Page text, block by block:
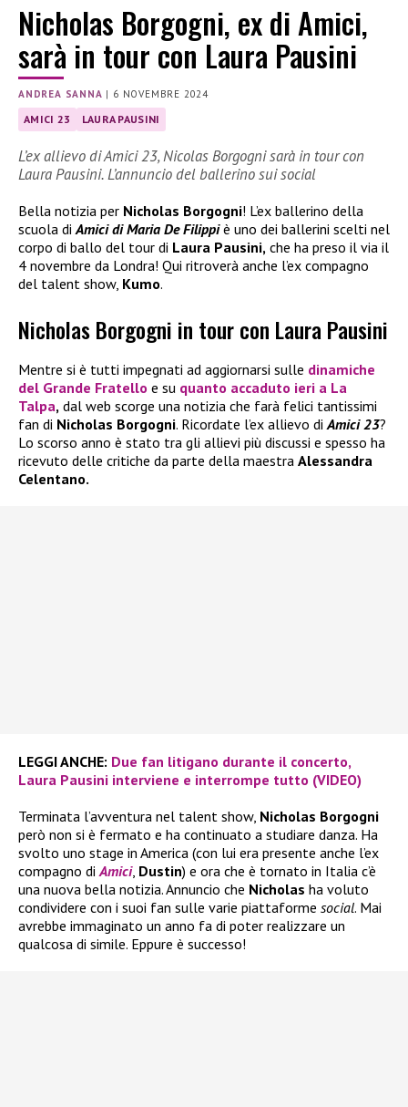
Nicholas Borgogni, ex di Amici,
sarà in tour con Laura Pausini
ANDREA SANNA | 6 NOVEMBRE 2024
AMICI 23 LAURA PAUSINI
L’ex allievo di Amici 23, Nicolas Borgogni sarà in tour con
Laura Pausini. L’annuncio del ballerino sui social
Bella notizia per Nicholas Borgogni! L’ex ballerino della
scuola di Amici di Maria De Filippiè uno dei ballerini scelti nel
corpo di ballo del tour di Laura Pausini, che ha preso il via il
4 novembre da Londra! Qui ritroverà anche l’ex compagno
del talent show, Kumo.
Nicholas Borgogni in tour con Laura Pausini
Mentre si è tutti impegnati ad aggiornarsi sulle dinamiche
del Grande Fratello e su quanto accaduto ieri a La
Talpa, dal web scorge una notizia che farà felici tantissimi
fan di Nicholas Borgogni. Ricordate l’ex allievo diAmici 23?
Lo scorso anno è stato tra gli allievi più discussi e spesso ha
ricevuto delle critiche da parte della maestra Alessandra
Celentano.
LEGGI ANCHE: Due fan litigano durante il concerto,
Laura Pausini interviene e interrompe tutto (VIDEO)
Terminata l’avventura nel talent show, Nicholas Borgogni
però non si è fermato e ha continuato a studiare danza. Ha
svolto uno stage in America (con lui era presente anche l’ex
compagno diAmici, Dustin) e ora che è tornato in Italia c’è
una nuova bella notizia. Annuncio che Nicholas ha voluto
condividere con i suoi fan sulle varie piattaforme social. Mai
avrebbe immaginato un anno fa di poter realizzare un
qualcosa di simile. Eppure è successo!